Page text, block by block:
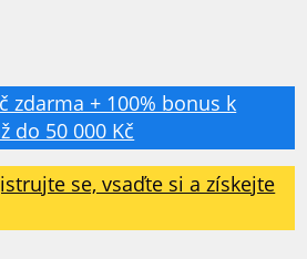
zdarma + 100% bonus k
do 50 000 Kč
se, vsaďte si a získejte